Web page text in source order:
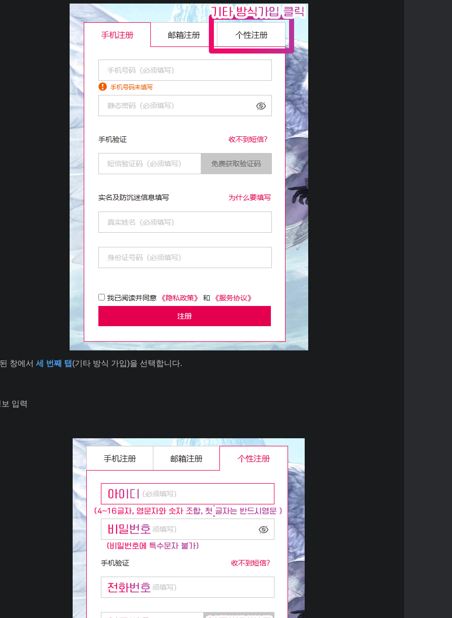
창에서 세 번째 탭 (기타 방식 가입)을 선택합니다.
입력